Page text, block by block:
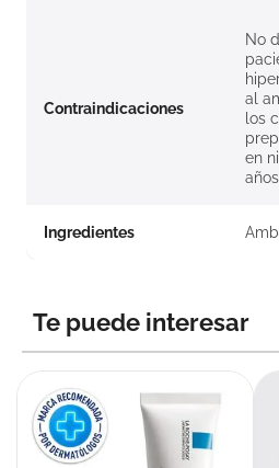
Contraindicaciones
No
al
los
en
Ingredientes
Te puede interesar